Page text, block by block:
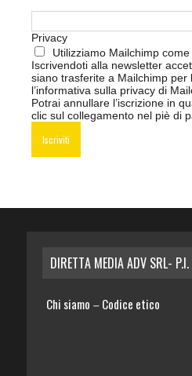
Privacy
Utilizziamo Mailchimp
Iscrivendoti alla newsletter
siano trasferite a Mailchimp per
l’informativa sulla privacy di
Potrai annullare l’iscrizione in
clic sul collegamento nel piè di
DIRETTA MEDIA ADV SRL-
Chi siamo – Codice etico